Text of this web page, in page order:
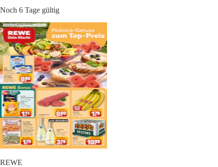
Noch 6 Tage gültig
REWE